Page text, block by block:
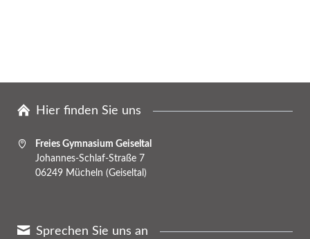
Hier finden Sie uns
Freies Gymnasium Geiseltal
Johannes-Schlaf-Straße 7
06249 Mücheln (Geiseltal)
Sprechen Sie uns an